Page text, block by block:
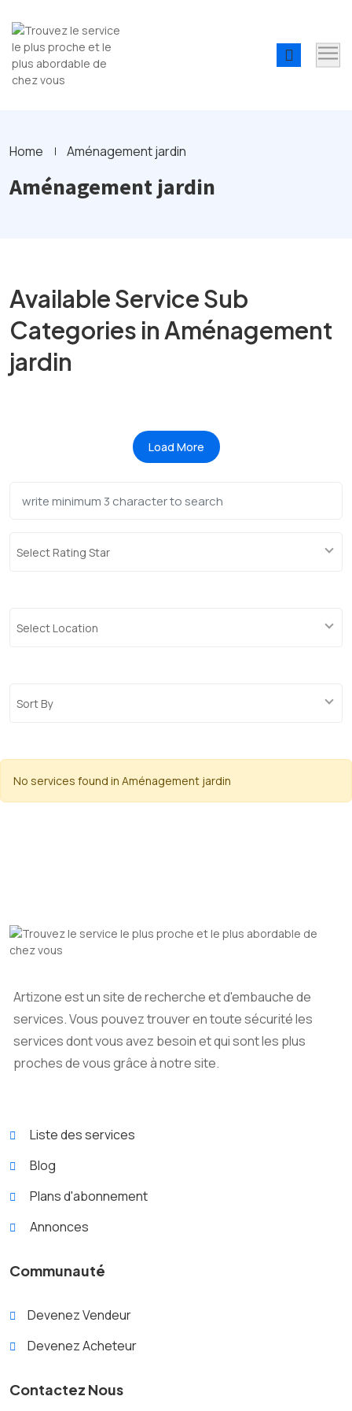
Home Aménagement jardin
Aménagement jardin
Available Service Sub
Categories in Aménagement
jardin
Load More
Select Rating Star
Select Location
Sort By
No services found in Aménagement jardin
Artizone est un site de recherche et d'embauche de
services. Vous pouvez trouver en toute sécurité les
services dont vous avez besoin et qui sont les plus
proches de vous grâce à notre site.
Liste des services
Blog
Plans d'abonnement
Annonces
Communauté
Devenez Vendeur
Devenez Acheteur
Contactez Nous